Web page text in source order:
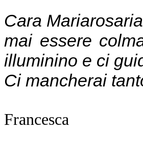
Cara
mai essere
illuminino e ci
Ci mancherai
Francesca